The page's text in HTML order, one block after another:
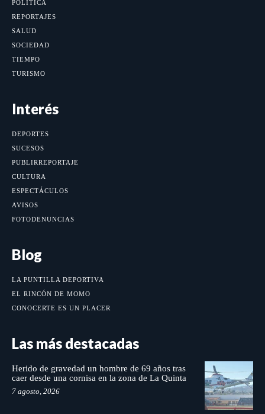
POLÍTICA
REPORTAJES
SALUD
SOCIEDAD
TIEMPO
TURISMO
Interés
DEPORTES
SUCESOS
PUBLIRREPORTAJE
CULTURA
ESPECTÁCULOS
AVISOS
FOTODENUNCIAS
Blog
LA PUNTILLA DEPORTIVA
EL RINCÓN DE MOMO
CONOCERTE ES UN PLACER
Las más destacadas
Herido de gravedad un hombre de 69 años tras
caer desde una cornisa en la zona de La Quinta
7 agosto, 2026